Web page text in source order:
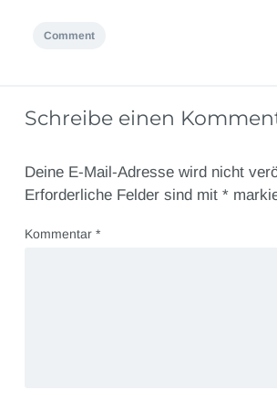
Comment
Schreibe einen
Deine E-Mail-Adresse wird nicht
Erforderliche Felder sind mit *
Kommentar *